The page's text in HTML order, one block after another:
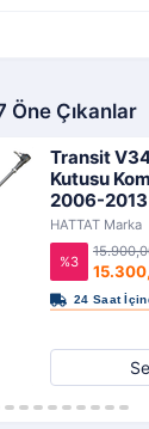
Öne Çıkanlar
Transit
Kutusu Komple
2006-2013
HATTAT Marka
%3